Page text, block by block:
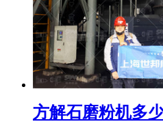
方解石磨粉机多